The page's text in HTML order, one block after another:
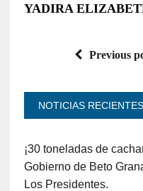
YADIRA
Previous
NOTICIAS RECIENTES
¡30 toneladas de
Gobierno de Beto
Los Presidentes.